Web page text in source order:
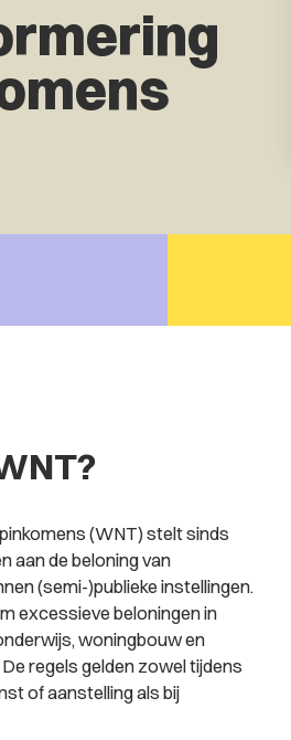
(WNT) stelt sinds
aan de beloning van
(semi-)publieke instellingen.
excessieve beloningen in
woningbouw en
regels gelden zowel tijdens
of aanstelling als bij